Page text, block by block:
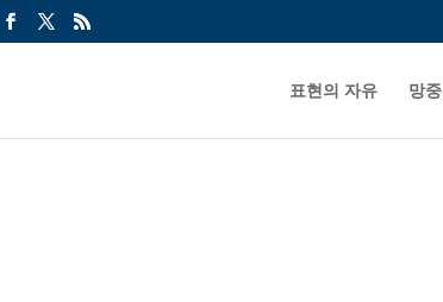
표현의 자유 망